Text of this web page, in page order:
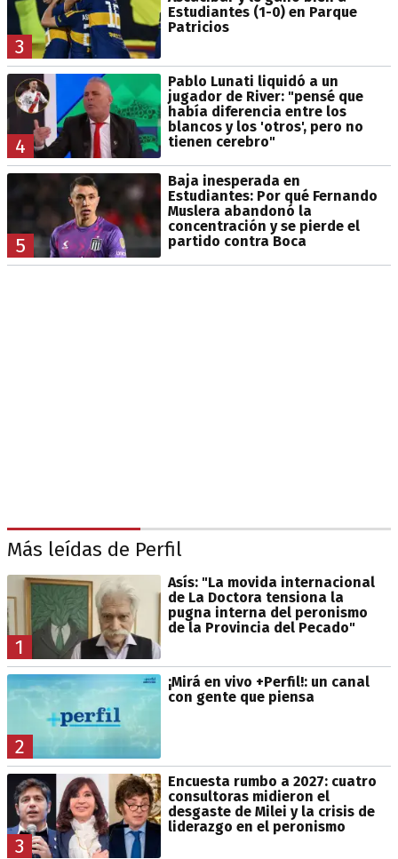
3
Estudiantes (1-0) en Parque
Patricios
4
Pablo Lunati liquidó a un
jugador de River: "pensé que
había diferencia entre los
blancos y los 'otros', pero no
tienen cerebro"
5
Baja inesperada en
Estudiantes: Por qué Fernando
Muslera abandonó la
concentración y se pierde el
partido contra Boca
Más leídas de Perfil
1
Asís: "La movida internacional
de La Doctora tensiona la
pugna interna del peronismo
de la Provincia del Pecado"
2
¡Mirá en vivo +Perfil!: un canal
con gente que piensa
3
Encuesta rumbo a 2027: cuatro
consultoras midieron el
desgaste de Milei y la crisis de
liderazgo en el peronismo